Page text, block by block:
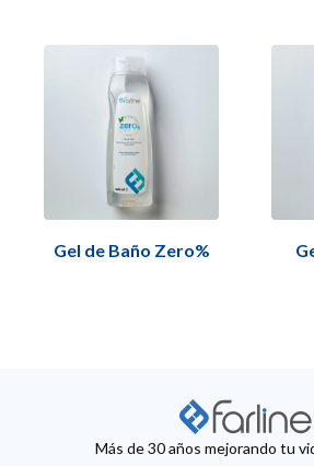
Gel de Baño Zero%
Más de 30 años mejorando tu